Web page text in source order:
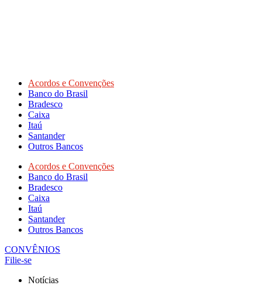
Acordos e Convenções
Banco do Brasil
Bradesco
Caixa
Itaú
Santander
Outros Bancos
Acordos e Convenções
Banco do Brasil
Bradesco
Caixa
Itaú
Santander
Outros Bancos
CONVÊNIOS
Filie-se
Notícias